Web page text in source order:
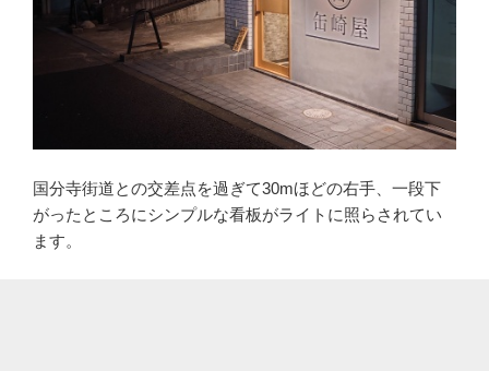
国分寺街道との交差点を過ぎて30mほどの右手、一段下
がったところにシンプルな看板がライトに照らされてい
ます。